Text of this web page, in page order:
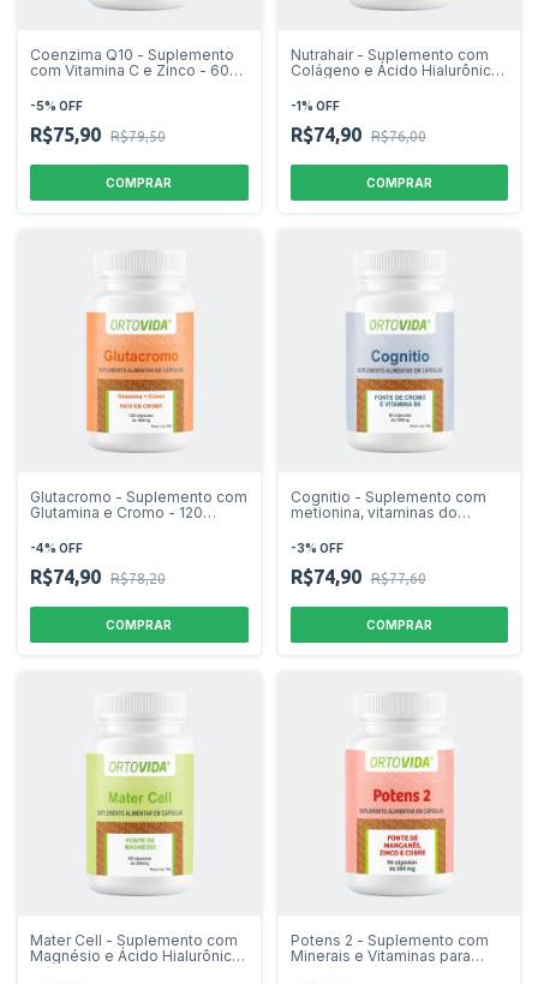
Coenzima Q10 - Suplemento
com Vitamina C e Zinco - 60
-5% OFF
R$75,90 R$79,50
Nutrahair - Suplemento com
Colágeno e Ácido Hialurônico
-1% OFF
R$74,90 R$76,00
Glutacromo - Suplemento com
Glutamina e Cromo - 120
-4% OFF
R$74,90 R$78,20
Cognitio - Suplemento com
metionina, vitaminas do
cápsulas - 60 cápsulas
-3% OFF
R$74,90 R$77,60
Mater Cell - Suplemento com
Magnésio e Ácido Hialurônico
Potens 2 - Suplemento com
Minerais e Vitaminas para